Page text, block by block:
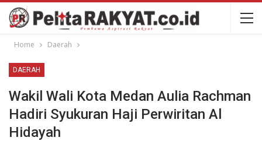
Home Daerah
DAERAH
Wakil Wali Kota Medan Aulia Rachman
Hadiri Syukuran Haji Perwiritan Al
Hidayah